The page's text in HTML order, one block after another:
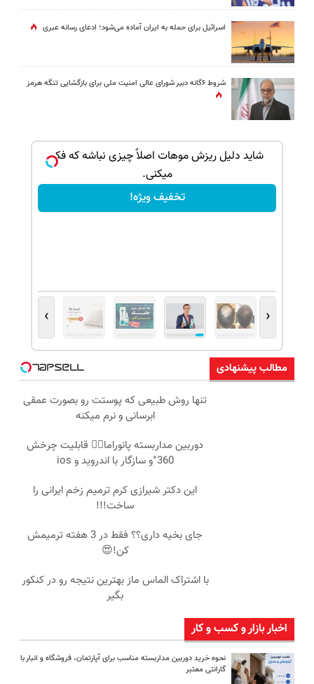
اسرائیل برای حمله به ایران آماده می‌شود؛ ادعای رسانه عبری
شروط ۶گانه دبیر شورای عالی امنیت ملی برای بازگشایی تنگه هرمز
شاید دلیل ریزش موهات اصلاً چیزی نباشه که فکر
میکنی.
تخفیف ویژه!
‹
›
مطالب پیشنهادی
تنها روش طبیعی که پوستت رو بصورت عمقی
ابرسانی و نرم میکنه
دوربین مداربسته پانوراما👈🏻 قابلیت چرخش
360°و سازگار با اندروید و ios
این دکتر شیرازی کرم ترمیم زخم ایرانی را
ساخت!!!
جای بخیه داری؟؟ فقط در 3 هفته ترمیمش
کن!😍
با اشتراک الماس ماز بهترین نتیجه رو در کنکور
بگیر
اخبار بازار و کسب و کار
نحوه خرید دوربین مداربسته مناسب برای آپارتمان، فروشگاه و انبار با
گارانتی معتبر